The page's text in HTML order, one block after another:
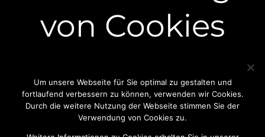
Kontakt
Datenschutzerklärung
von Cookies
Um unsere Webseite für Sie optimal zu gestalten und
fortlaufend verbessern zu können, verwenden wir Cookies.
Durch die weitere Nutzung der Webseite stimmen Sie der
Verwendung von Cookies zu.